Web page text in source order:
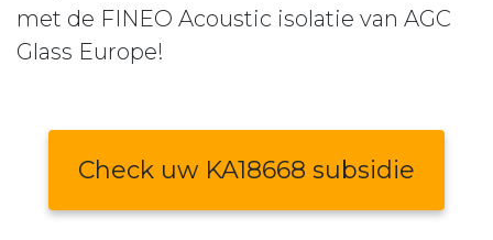
met de FINEO Acoustic isolatie van AGC
Glass Europe!
Check uw KA18668 subsidie